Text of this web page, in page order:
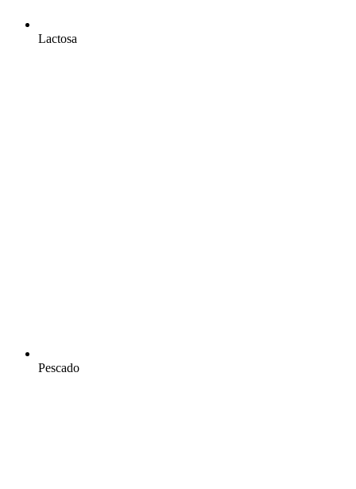
Lactosa
Pescado